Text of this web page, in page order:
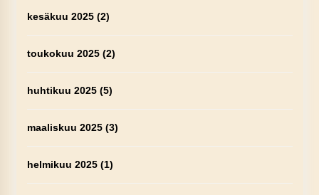
kesäkuu 2025(2)
toukokuu 2025(2)
huhtikuu 2025(5)
maaliskuu 2025(3)
helmikuu 2025(1)